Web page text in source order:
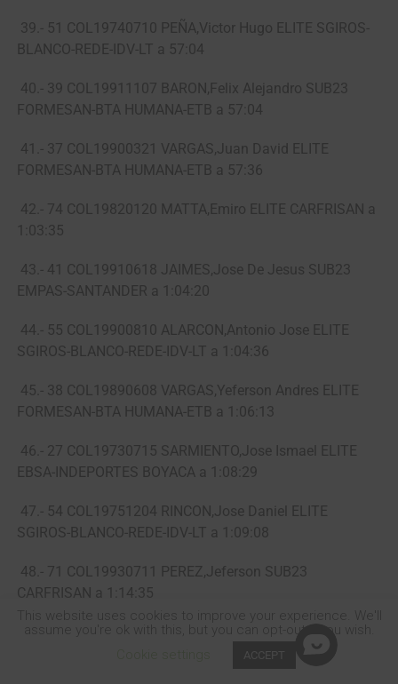
TWEET
39.- 51 COL19740710 PEÑA,Victor Hugo ELITE SGIROS-
BLANCO-REDE-IDV-LT a 57:04
40.- 39 COL19911107 BARON,Felix Alejandro SUB23
FORMESAN-BTA HUMANA-ETB a 57:04
41.- 37 COL19900321 VARGAS,Juan David ELITE
FORMESAN-BTA HUMANA-ETB a 57:36
42.- 74 COL19820120 MATTA,Emiro ELITE CARFRISAN a
1:03:35
43.- 41 COL19910618 JAIMES,Jose De Jesus SUB23
EMPAS-SANTANDER a 1:04:20
44.- 55 COL19900810 ALARCON,Antonio Jose ELITE
SGIROS-BLANCO-REDE-IDV-LT a 1:04:36
45.- 38 COL19890608 VARGAS,Yeferson Andres ELITE
FORMESAN-BTA HUMANA-ETB a 1:06:13
46.- 27 COL19730715 SARMIENTO,Jose Ismael ELITE
EBSA-INDEPORTES BOYACA a 1:08:29
47.- 54 COL19751204 RINCON,Jose Daniel ELITE
SGIROS-BLANCO-REDE-IDV-LT a 1:09:08
48.- 71 COL19930711 PEREZ,Jeferson SUB23
CARFRISAN a 1:14:35
49.- 65 COL19940715 PEREZ,Juan C SUB23 BARRANCA-
This website uses cookies to improve your experience. We'll
assume you're ok with this, but you can opt-out if you wish.
ACCEPT